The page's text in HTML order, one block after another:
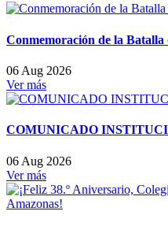
Conmemoración de la Batalla
06 Aug 2026
Ver más
COMUNICADO
06 Aug 2026
Ver más